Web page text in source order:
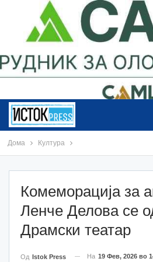
Дома Култура
Комеморација за
Ленче Делова се
Драмски театар
Од Istok Press На 19 Фев, 2026 во